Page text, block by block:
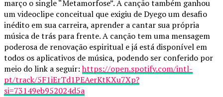
março o single “Metamorfose”. A canção também ganhou
um videoclipe conceitual que exigiu de Dyego um desafio
inédito em sua carreira, aprender a cantar sua própria
música de trás para frente. A canção tem uma mensagem
poderosa de renovação espiritual e já está disponível em
todos os aplicativos de música, podendo ser conferido por
meio do link a seguir:https://open.spotify.com/intl-
pt/track/5F1iErTd1PEAerKtKXu7Xp?
si=73149eb952024d5a